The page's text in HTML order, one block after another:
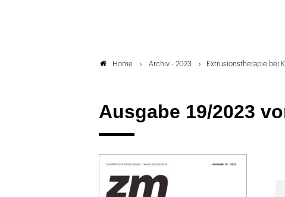
Home Archiv - 2023 Extrusionstherapie bei
Ausgabe 19/2023